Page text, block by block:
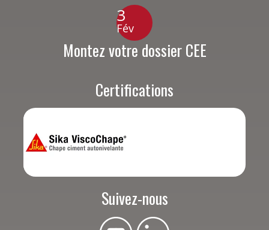
3
Fév
Montez votre dossier CEE
Certifications
Suivez-nous